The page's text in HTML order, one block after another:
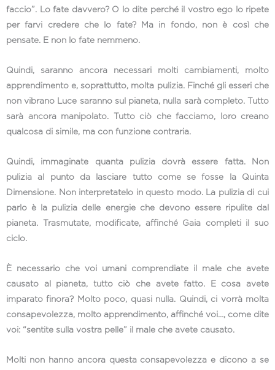
faccio”. Lo fate davvero? O lo dite perché il vostro ego lo ripete
per farvi credere che lo fate? Ma in fondo, non è così che
pensate. E non lo fate nemmeno.
Quindi, saranno ancora necessari molti cambiamenti, molto
apprendimento e, soprattutto, molta pulizia. Finché gli esseri che
non vibrano Luce saranno sul pianeta, nulla sarà completo. Tutto
sarà ancora manipolato. Tutto ciò che facciamo, loro creano
qualcosa di simile, ma con funzione contraria.
Quindi, immaginate quanta pulizia dovrà essere fatta. Non
pulizia al punto da lasciare tutto come se fosse la Quinta
Dimensione. Non interpretatelo in questo modo. La pulizia di cui
parlo è la pulizia delle energie che devono essere ripulite dal
pianeta. Trasmutate, modificate, affinché Gaia completi il suo
ciclo.
È necessario che voi umani comprendiate il male che avete
causato al pianeta, tutto ciò che avete fatto. E cosa avete
imparato finora? Molto poco, quasi nulla. Quindi, ci vorrà molta
consapevolezza, molto apprendimento, affinché voi…, come dite
voi: “sentite sulla vostra pelle” il male che avete causato.
Molti non hanno ancora questa consapevolezza e dicono a se